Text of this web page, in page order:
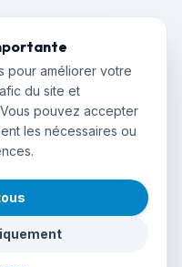
pour améliorer votre
du site et
pouvez accepter
les nécessaires ou